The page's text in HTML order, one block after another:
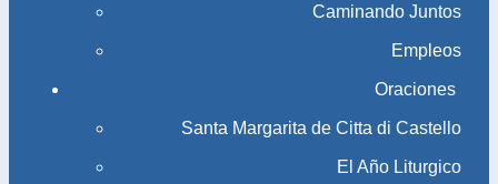
Caminando Juntos
Empleos
Oraciones
Santa Margarita de Citta di Castello
El Año Liturgico